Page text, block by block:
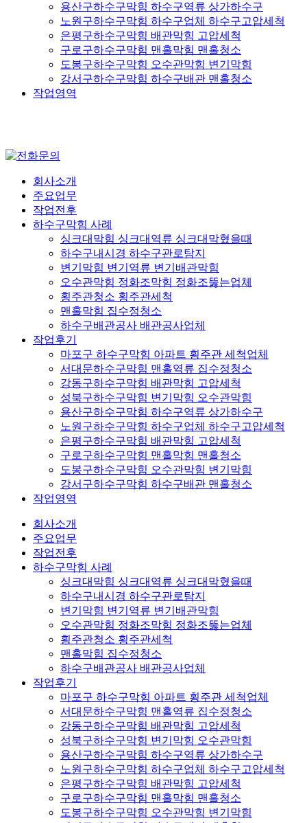
용산구하수구막힘 하수구역류 상가하수구
노원구하수구막힘 하수구업체 하수구고압세척
은평구하수구막힘 배관막힘 고압세척
구로구하수구막힘 맨홀막힘 맨홀청소
도봉구하수구막힘 오수관막힘 변기막힘
강서구하수구막힘 하수구배관 맨홀청소
작업영역
회사소개
주요업무
작업전후
하수구막힘 사례
싱크대막힘 싱크대역류 싱크대막혔을때
하수구내시경 하수구관로탐지
변기막힘 변기역류 변기배관막힘
오수관막힘 정화조막힘 정화조뚫는업체
횡주관청소 횡주관세척
맨홀막힘 집수정청소
하수구배관공사 배관공사업체
작업후기
마포구 하수구막힘 아파트 횡주관 세척업체
서대문하수구막힘 맨홀역류 집수정청소
강동구하수구막힘 배관막힘 고압세척
성북구하수구막힘 변기막힘 오수관막힘
용산구하수구막힘 하수구역류 상가하수구
노원구하수구막힘 하수구업체 하수구고압세척
은평구하수구막힘 배관막힘 고압세척
구로구하수구막힘 맨홀막힘 맨홀청소
도봉구하수구막힘 오수관막힘 변기막힘
강서구하수구막힘 하수구배관 맨홀청소
작업영역
회사소개
주요업무
작업전후
하수구막힘 사례
싱크대막힘 싱크대역류 싱크대막혔을때
하수구내시경 하수구관로탐지
변기막힘 변기역류 변기배관막힘
오수관막힘 정화조막힘 정화조뚫는업체
횡주관청소 횡주관세척
맨홀막힘 집수정청소
하수구배관공사 배관공사업체
작업후기
마포구 하수구막힘 아파트 횡주관 세척업체
서대문하수구막힘 맨홀역류 집수정청소
강동구하수구막힘 배관막힘 고압세척
성북구하수구막힘 변기막힘 오수관막힘
용산구하수구막힘 하수구역류 상가하수구
노원구하수구막힘 하수구업체 하수구고압세척
은평구하수구막힘 배관막힘 고압세척
구로구하수구막힘 맨홀막힘 맨홀청소
도봉구하수구막힘 오수관막힘 변기막힘